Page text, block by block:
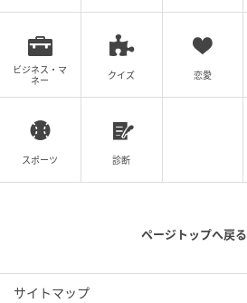
の記事をもっとみる
ビジネス・マ
ネー
クイズ 恋愛
スポーツ 診断
ページトップへ戻る
サイトマップ